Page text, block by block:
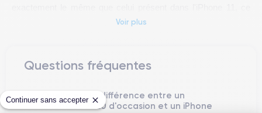
Continuer sans accepter
qui lui permet de délivrer une expérience utilisateur fluide et
son appareil photo de
12 mégapixels
images de haute qualité.
On retrouve en revanche avec l’iPhone SE 2020
Voir plus
Questions fréquentes
Quelle est la différence entre un
iPhone SE 2020 d'occasion et un iPhone